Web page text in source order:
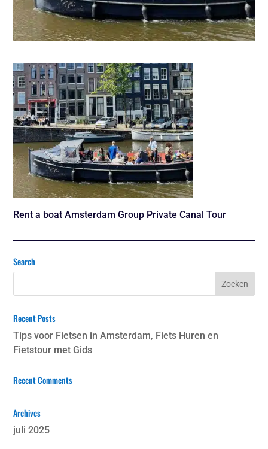
Rent a boat Amsterdam Group Private Canal Tour
Search
Recent Posts
Tips voor Fietsen in Amsterdam, Fiets Huren en
Fietstour met Gids
Recent Comments
Archives
juli 2025